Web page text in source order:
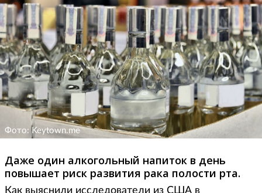
Фото: Keytown.me
Даже один алкогольный напиток в день
повышает риск развития рака полости рта.
Как выяснили исследователи из США в